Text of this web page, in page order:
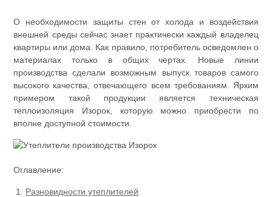
Утепление
Печи и
камины
Утеплители
О необходимости защиты стен от холода и воздействия
внешней среды сейчас знает практически каждый владелец
квартиры или дома. Как правило, потребитель осведомлен о
материалах только в общих чертах. Новые линии
производства сделали возможным выпуск товаров самого
высокого качества, отвечающего всем требованиям. Ярким
примером такой продукции является техническая
теплоизоляция Изорок, которую можно приобрести по
вполне доступной стоимости.
Оглавление:
Разновидности утеплителей